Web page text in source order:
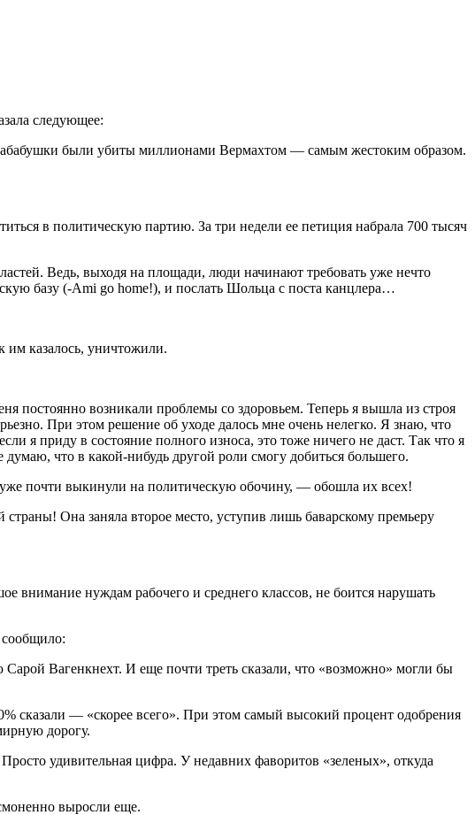
следующее:
были убиты миллионами Вермахтом — самым жестоким образом.
в политическую партию. За три недели ее петиция набрала 700 тысяч
Ведь, выходя на площади, люди начинают требовать уже нечто
базу (-Ami go home!), и послать Шольца с поста канцлера…
им казалось, уничтожили.
постоянно возникали проблемы со здоровьем. Теперь я вышла из строя
При этом решение об уходе далось мне очень нелегко. Я знаю, что
я приду в состояние полного износа, это тоже ничего не даст. Так что я
что в какой-нибудь другой роли смогу добиться большего.
почти выкинули на политическую обочину, — обошла их всех!
Она заняла второе место, уступив лишь баварскому премьеру
внимание нуждам рабочего и среднего классов, не боится нарушать
Вагенкнехт. И еще почти треть сказали, что «возможно» могли бы
сказали — «скорее всего». При этом самый высокий процент одобрения
дорогу.
удивительная цифра. У недавних фаворитов «зеленых», откуда
выросли еще.